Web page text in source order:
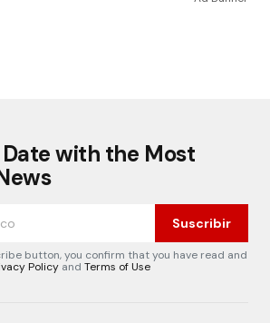
with the Most
Suscribir
button, you confirm that you have read and
Policy and Terms of Use